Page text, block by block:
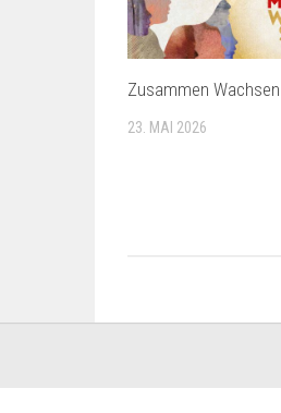
Zusammen Wachsen
23. MAI 2026